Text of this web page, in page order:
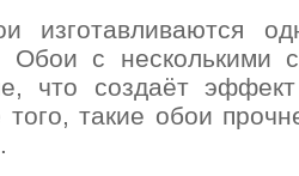
изготавливаются
Обои с несколькими
что создаёт
того, такие обои